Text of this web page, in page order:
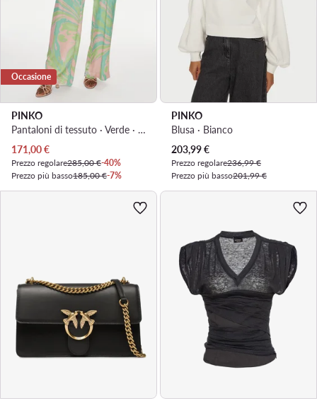
Occasione
PINKO
Pantaloni di tessuto · Verde · Relaxed Fit
Prezzo attuale
171,00€
Prezzo regolare285,00 €-40%
Prezzo più basso185,00 €-7%
PINKO
Blusa · Bianco
Prezzo attuale
203,99€
Prezzo regolare236,99 €
Prezzo più basso201,99 €